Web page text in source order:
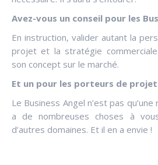
Avez-vous un conseil pour les
En instruction, valider autant la
projet et la stratégie
son concept sur le marché.
Et un pour les porteurs de projet
Le Business Angel n’est pas
a de nombreuses choses à
d’autres domaines. Et il en a envie !